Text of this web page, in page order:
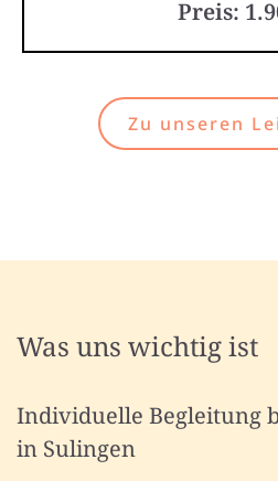
Preis:
Zu unseren
Was uns wichtig ist
Individuelle Begleitung
in Sulingen